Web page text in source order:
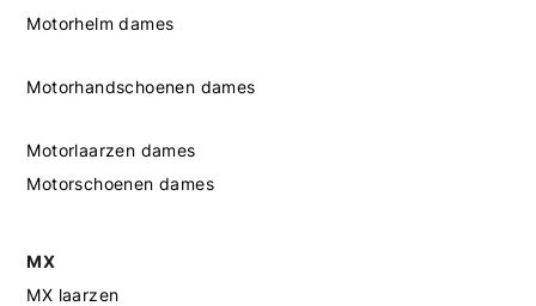
Motorhelm dames
Motorhandschoenen dames
Motorlaarzen dames
Motorschoenen dames
MX
MX laarzen